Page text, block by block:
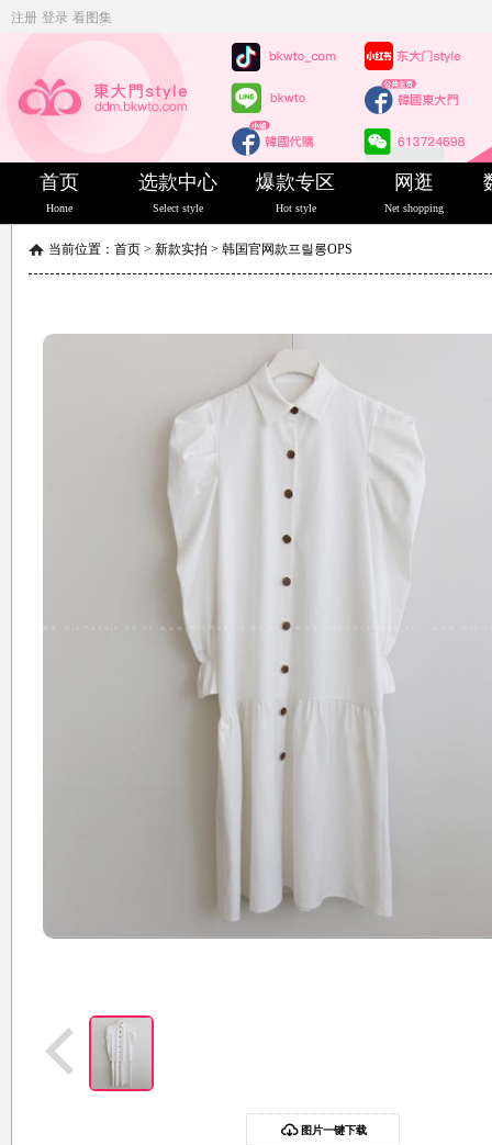
注册 登录 看图集
首页
Home
选款中心
Select style
爆款专区
Hot style
网逛
Net shopping
当前位置： 首页 > 新款实拍 > 韩国官网款프릴롱OPS
图片一键下载